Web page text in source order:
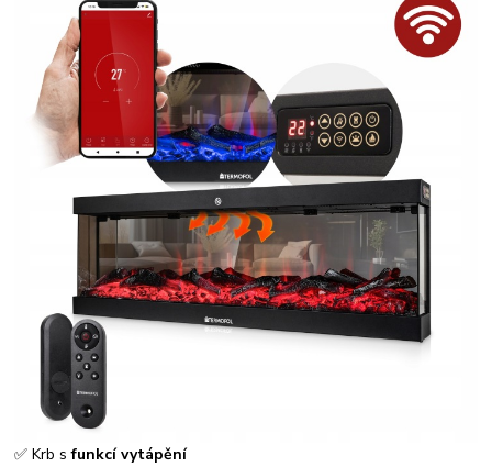
✅ Krb sfunkcí vytápění